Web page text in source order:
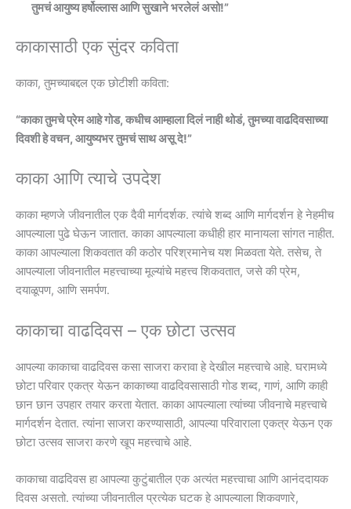
तुमचं आयुष्य हर्षोल्लास आणि सुखाने भरलेलं असो!”
काकासाठी एक सुंदर कविता
काका, तुमच्याबद्दल एक छोटीशी कविता:
“काका तुमचे प्रेम आहे गोड, कधीच आम्हाला दिलं नाही थोडं, तुमच्या वाढदिवसाच्या
दिवशी हे वचन, आयुष्यभर तुमचं साथ असू दे!”
काका आणि त्याचे उपदेश
काका म्हणजे जीवनातील एक दैवी मार्गदर्शक. त्यांचे शब्द आणि मार्गदर्शन हे नेहमीच
आपल्याला पुढे घेऊन जातात. काका आपल्याला कधीही हार मानायला सांगत नाहीत.
काका आपल्याला शिकवतात की कठोर परिश्रमानेच यश मिळवता येते. तसेच, ते
आपल्याला जीवनातील महत्त्वाच्या मूल्यांचे महत्त्व शिकवतात, जसे की प्रेम,
दयाळूपण, आणि समर्पण.
काकाचा वाढदिवस – एक छोटा उत्सव
आपल्या काकाचा वाढदिवस कसा साजरा करावा हे देखील महत्त्वाचे आहे. घरामध्ये
छोटा परिवार एकत्र येऊन काकाच्या वाढदिवसासाठी गोड शब्द, गाणं, आणि काही
छान छान उपहार तयार करता येतात. काका आपल्याला त्यांच्या जीवनाचे महत्त्वाचे
मार्गदर्शन देतात. त्यांना साजरा करण्यासाठी, आपल्या परिवाराला एकत्र येऊन एक
छोटा उत्सव साजरा करणे खूप महत्त्वाचे आहे.
काकाचा वाढदिवस हा आपल्या कुटुंबातील एक अत्यंत महत्त्वाचा आणि आनंददायक
दिवस असतो. त्यांच्या जीवनातील प्रत्येक घटक हे आपल्याला शिकवणारे,